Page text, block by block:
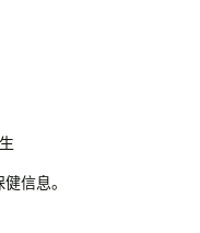
信息。